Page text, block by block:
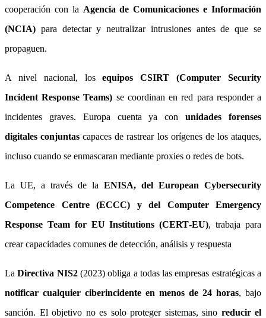
cooperación con la Agencia de Comunicaciones e Información
(NCIA) para detectar y neutralizar intrusiones antes de que se
propaguen.
A nivel nacional, losequipos CSIRT (Computer Security
Incident Response Teams) se coordinan en red para responder a
incidentes graves. Europa cuenta ya conunidades forenses
digitales conjuntas capaces de rastrear los orígenes de los ataques,
incluso cuando se enmascaran mediante proxies o redes de bots.
La UE, a través de la ENISA, del European Cybersecurity
Competence Centre (ECCC) y del Computer Emergency
Response Team for EU Institutions (CERT‑EU), trabaja para
crear capacidades comunes de detección, análisis y respuesta
LaDirectiva NIS2(2023) obliga a todas las empresas estratégicas a
notificar cualquier ciberincidente en menos de 24 horas, bajo
sanción. El objetivo no es solo proteger sistemas, sino reducir el